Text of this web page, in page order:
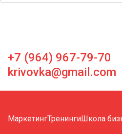
+7 (964) 967-79-70
krivovka@gmail.com
МаркетингТренингиШкола